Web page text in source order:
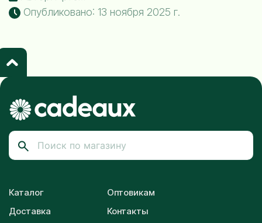
Опубликовано: 13 ноября 2025 г.
Каталог
Доставка
Оптовикам
Контакты